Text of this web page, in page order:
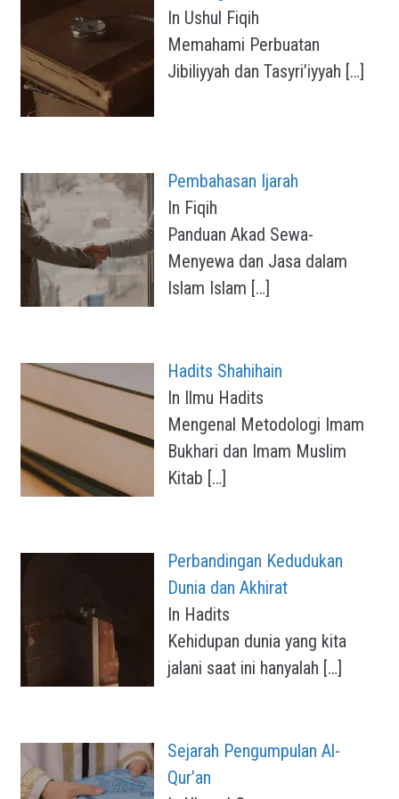
In Ushul Fiqih
Memahami Perbuatan
Jibiliyyah dan Tasyri’iyyah […]
Pembahasan Ijarah
In Fiqih
Panduan Akad Sewa-
Menyewa dan Jasa dalam
Islam Islam […]
Hadits Shahihain
In Ilmu Hadits
Mengenal Metodologi Imam
Bukhari dan Imam Muslim
Kitab […]
Perbandingan Kedudukan
Dunia dan Akhirat
In Hadits
Kehidupan dunia yang kita
jalani saat ini hanyalah […]
Sejarah Pengumpulan Al-
Qur’an